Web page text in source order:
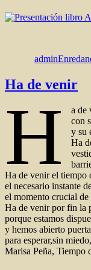
Ha de venir
H
a de
con
y su
Ha
Ha de venir el tiempo
el necesario instante
el momento crucial de
Ha de venir por fin la
porque estamos
y hemos abierto
para esperar,sin
Marisa Peña, Tiempo